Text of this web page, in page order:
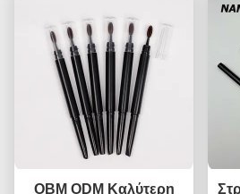
OBM ODM Καλύτερη